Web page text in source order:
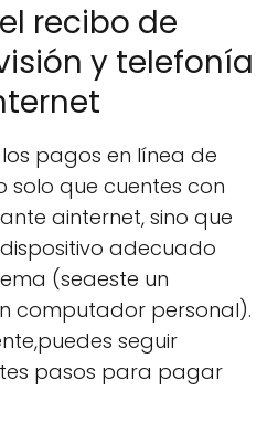
recibo de
y telefonía
pagos en línea de
solo que cuentes con
ainternet, sino que
adecuado
(seaeste un
computador personal).
seguir
pasos para pagar